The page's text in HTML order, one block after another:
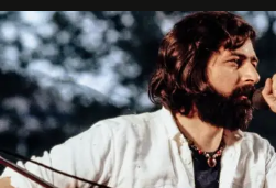
uno dei documenti più